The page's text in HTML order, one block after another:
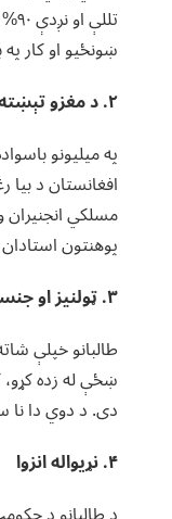
ښونځیو او کار
۲. د مغزو تېښته
په میلیونو
افغانستان د
پوهنتون
۳. ټولنیز او جنسیتي ځور
طالبانو خپلې
ښځې له زده
دی. د دوي دا نا
۴. نړیواله انزوا